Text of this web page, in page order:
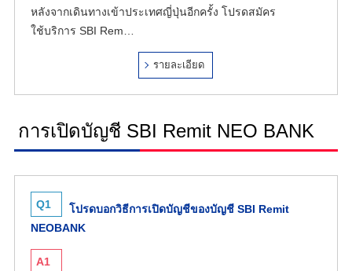
หลังจากเดินทางเข้าประเทศญี่ปุ่นอีกครั้ง โปรดสมัคร
ใช้บริการ SBI Rem…
รายละเอียด
การเปิดบัญชี SBI Remit NEO BANK
Q1
โปรดบอกวิธีการเปิดบัญชีของบัญชี SBI Remit
NEOBANK
A1